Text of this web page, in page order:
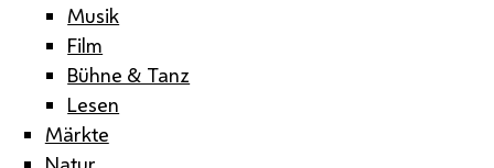
Musik
Film
Bühne & Tanz
Lesen
Märkte